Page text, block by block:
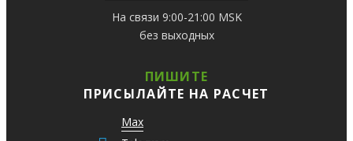
На связи 9:00-21:00 MSK
без выходных
ПИШИТЕ
ПРИСЫЛАЙТЕ НА РАСЧЕТ
Max